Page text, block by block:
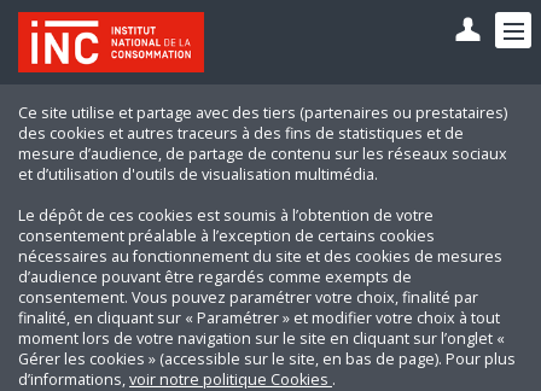
Ce site utilise et partage avec des tiers (partenaires ou prestataires)
des cookies et autres traceurs à des fins de statistiques et de
mesure d’audience, de partage de contenu sur les réseaux sociaux
et d’utilisation d'outils de visualisation multimédia.
Le dépôt de ces cookies est soumis à l’obtention de votre
consentement préalable à l’exception de certains cookies
nécessaires au fonctionnement du site et des cookies de mesures
d’audience pouvant être regardés comme exempts de
consentement. Vous pouvez paramétrer votre choix, finalité par
finalité, en cliquant sur « Paramétrer » et modifier votre choix à tout
moment lors de votre navigation sur le site en cliquant sur l’onglet «
Gérer les cookies » (accessible sur le site, en bas de page). Pour plus
d’informations,voir notre politique Cookies .